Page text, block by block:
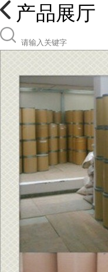
产品展厅